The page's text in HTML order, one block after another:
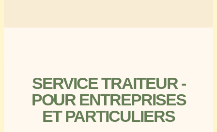
SERVICE TRAITEUR -
POUR ENTREPRISES
ET PARTICULIERS